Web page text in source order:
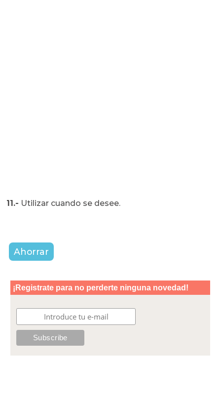
11.- Utilizar cuando se desee.
Ahorrar